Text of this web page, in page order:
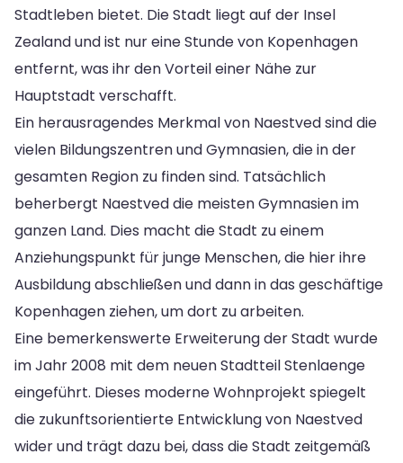
Stadtleben bietet. Die Stadt liegt auf der Insel
Zealand und ist nur eine Stunde von Kopenhagen
entfernt, was ihr den Vorteil einer Nähe zur
Hauptstadt verschafft.
Ein herausragendes Merkmal von Naestved sind die
vielen Bildungszentren und Gymnasien, die in der
gesamten Region zu finden sind. Tatsächlich
beherbergt Naestved die meisten Gymnasien im
ganzen Land. Dies macht die Stadt zu einem
Anziehungspunkt für junge Menschen, die hier ihre
Ausbildung abschließen und dann in das geschäftige
Kopenhagen ziehen, um dort zu arbeiten.
Eine bemerkenswerte Erweiterung der Stadt wurde
im Jahr 2008 mit dem neuen Stadtteil Stenlaenge
eingeführt. Dieses moderne Wohnprojekt spiegelt
die zukunftsorientierte Entwicklung von Naestved
wider und trägt dazu bei, dass die Stadt zeitgemäß